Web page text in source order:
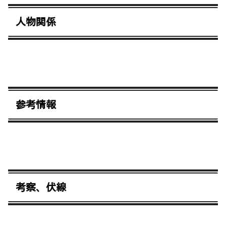
人物関係
参考情報
考察、伏線